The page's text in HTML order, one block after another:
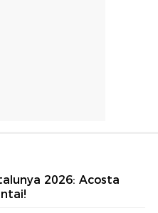
2026: Acosta